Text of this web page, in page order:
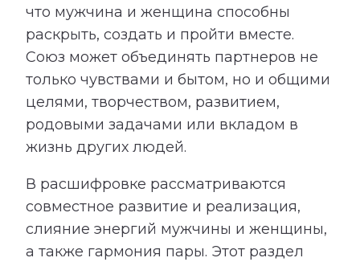
что мужчина и женщина способны
раскрыть, создать и пройти вместе.
Союз может объединять партнеров не
только чувствами и бытом, но и общими
целями, творчеством, развитием,
родовыми задачами или вкладом в
жизнь других людей.
В расшифровке рассматриваются
совместное развитие и реализация,
слияние энергий мужчины и женщины,
а также гармония пары. Этот раздел